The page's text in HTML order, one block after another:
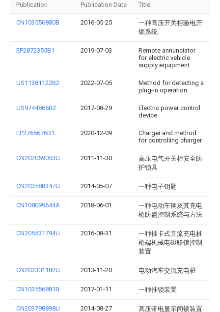
Publication Publication Date Title
CN103556880B 2016-05-25
一种高压开关柜验电开
锁系统
EP2872355B1 2019-07-03
Remote annunciator
for electric vehicle
supply equipment
US11381122B2 2022-07-05
Method for detecting a
plug-in operation
US9744866B2 2017-08-29
Electric power control
device
EP2765676B1 2020-12-09
Charger and method
for controlling charger
CN202059053U 2011-11-30
高压电气开关柜安全防
护锁具
CN203588347U 2014-05-07 一种电子钥匙
CN108099644A 2018-06-01
一种电动车辆及其充电
枪防盗控制系统与方法
CN205531794U 2016-08-31
一种插卡式直流充电桩
枪端机械电磁联锁控制
装置
CN203301182U 2013-11-20 电动汽车交流充电桩
CN103556881B 2017-01-11 一种挂锁装置
CN203798898U 2014-08-27 高压带电显示闭锁装置